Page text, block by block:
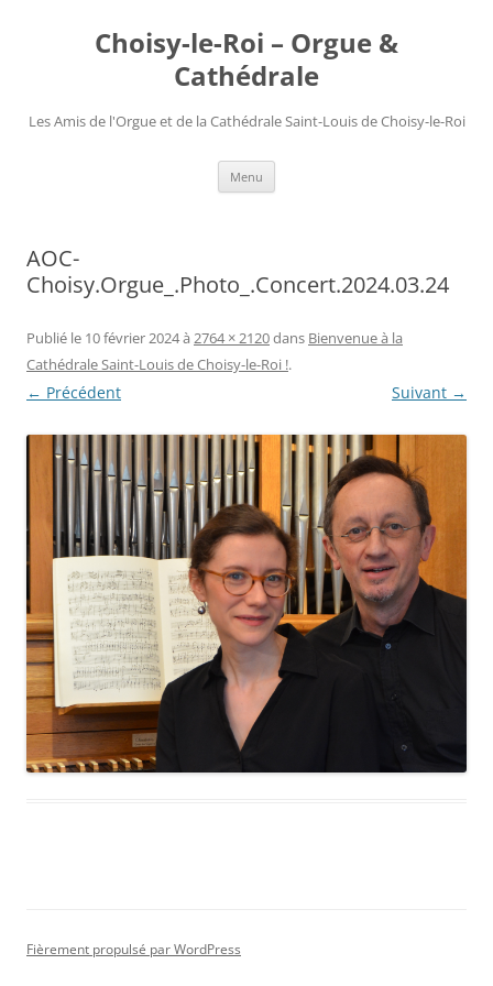
Choisy-le-Roi – Orgue &
Cathédrale
Les Amis de l'Orgue et de la Cathédrale Saint-Louis de Choisy-le-Roi
Menu
AOC-
Choisy.Orgue_.Photo_.Concert.2024.03.24
Publié le 10 février 2024à 2764 × 2120dans Bienvenue à la
Cathédrale Saint-Louis de Choisy-le-Roi !.
← Précédent Suivant →
Fièrement propulsé par WordPress